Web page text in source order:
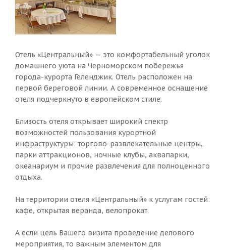
Отель «Центральный» — это комфортабельный уголок
домашнего уюта на Черноморском побережья
города-курорта Геленджик. Отель расположен на
первой береговой линии. А современное оснащение
отеля подчеркнуто в европейском стиле.
Близость отеля открывает широкий спектр
возможностей пользования курортной
инфраструктуры: торгово-развлекательные центры,
парки аттракционов, ночные клубы, аквапарки,
океанариум и прочие развлечения для полноценного
отдыха.
На территории отеля «Центральный» к услугам гостей:
кафе, открытая веранда, велопрокат.
А если цель Вашего визита проведение делового
мероприятия, то важным элементом для